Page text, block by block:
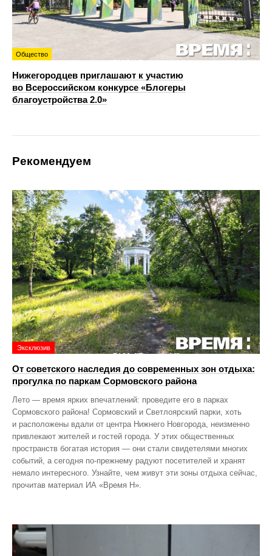
Общество
Нижегородцев приглашают к участию
во Всероссийском конкурсе «Блогеры
благоустройства 2.0»
Рекомендуем
Эксклюзив
От советского наследия до современных зон отдыха:
прогулка по паркам Сормовского района
Лето — время ярких впечатлений: проведите его в парках
Сормовского района! Сормовский и Светлоярский парки, хоть
и расположены вдали от центра Нижнего Новгорода, неизменно
привлекают жителей и гостей города. У этих общественных
пространств богатая история — они стали свидетелями многих
событий, а сегодня по‑прежнему радуют посетителей и хранят
немало интересного. Узнайте, чем живут эти зоны отдыха сейчас,
прочитав материал ИА «Время Н».